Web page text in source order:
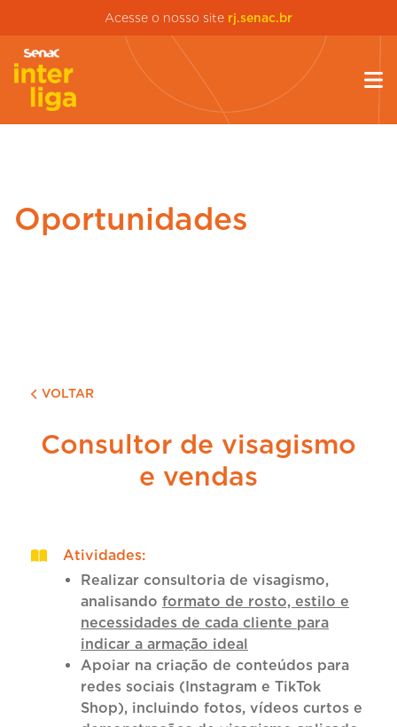
Acesse o nosso site rj.senac.br
Oportunidades
VOLTAR
Consultor de visagismo
e vendas
Atividades:
Realizar consultoria de visagismo,
analisando formato de rosto, estilo e
necessidades de cada cliente para
indicar a armação ideal
Apoiar na criação de conteúdos para
redes sociais (Instagram e TikTok
Shop), incluindo fotos, vídeos curtos e